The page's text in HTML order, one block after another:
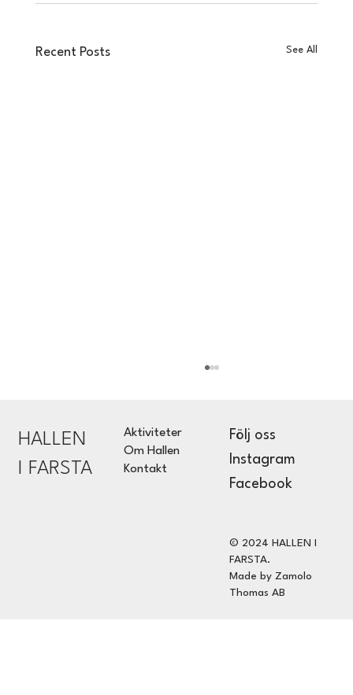
Recent Posts See All
Bakverk/JELNEK (Dansistan)
HALLEN
I FARSTA
Aktiviteter
Om Hallen
Kontakt
Facebook
Instagram
Följ oss
© 2024 HALLEN I
FARSTA.
Made by Zamolo
Thomas AB